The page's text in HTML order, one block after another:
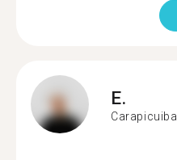
E.
Carapicuiba